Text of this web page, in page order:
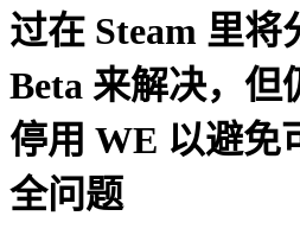
过在 Steam 里将
Beta 来解决，但
停用 WE 以避免
全问题